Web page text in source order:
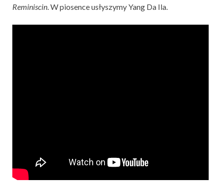
Reminiscin. W piosence usłyszymy Yang Da Ila.